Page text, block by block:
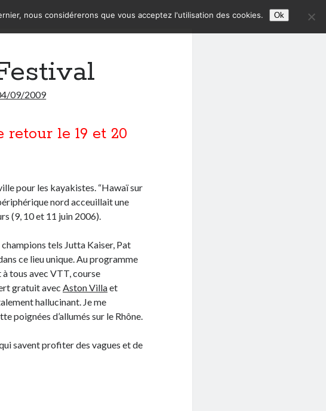
09/2009
retour le 19 et 20
pour les kayakistes. “Hawaï sur
nord acceuillait une
(9, 10 et 11 juin 2006).
tels Jutta Kaiser, Pat
ce lieu unique. Au programme
tous avec VTT, course
gratuit avecAston Villaet
hallucinant. Je me
poignées d’allumés sur le Rhône.
savent profiter des vagues et de
nous considérerons que vous acceptez l'utilisation des cookies. Ok